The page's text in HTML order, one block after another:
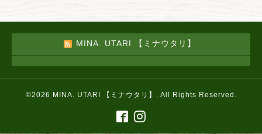
MINA. UTARI 【ミナウタリ】
©2026 MINA. UTARI 【ミナウタリ】 . All Rights Reserved.